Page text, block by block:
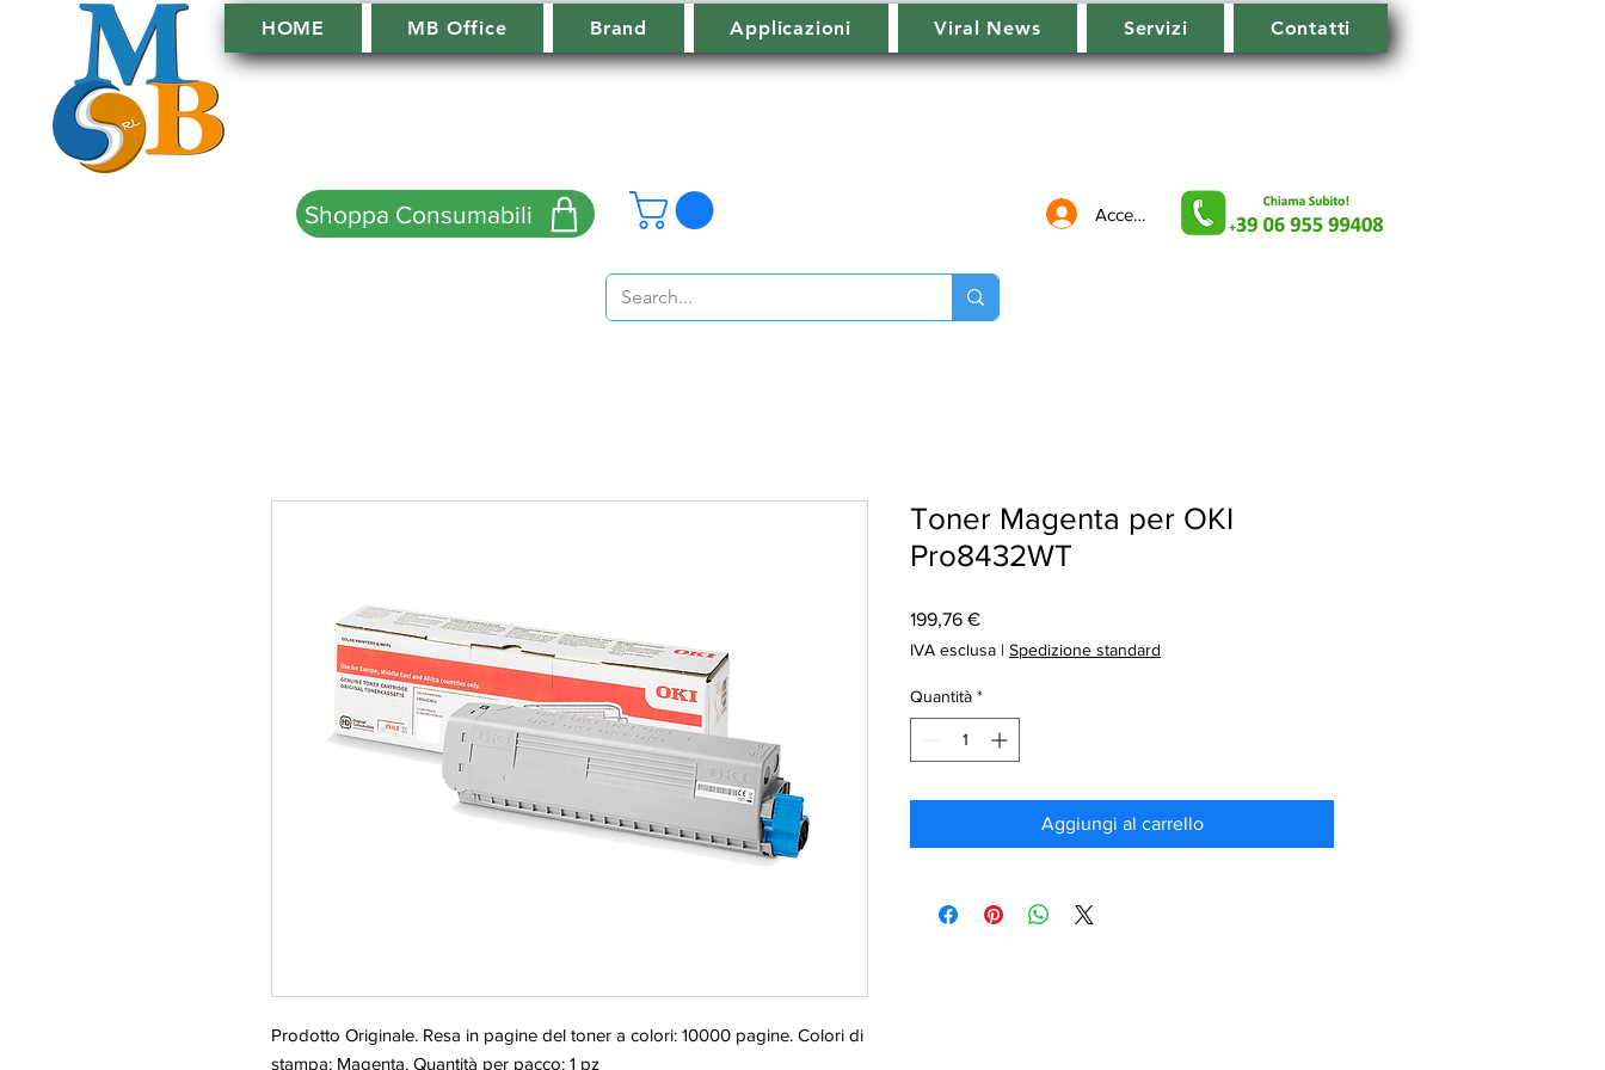
HOME MB Office Brand Applicazioni Viral News Servizi Contatti
Shoppa Consumabili Accedi
Prodotto Originale. Resa in pagine del toner a colori: 10000 pagine. Colori di
stampa: Magenta. Quantità per pacco: 1 pz
Toner Magenta per OKI
Pro8432WT
199,76 €Prezzo
IVA esclusa | Spedizione standard
Quantità *
Aggiungi al carrello